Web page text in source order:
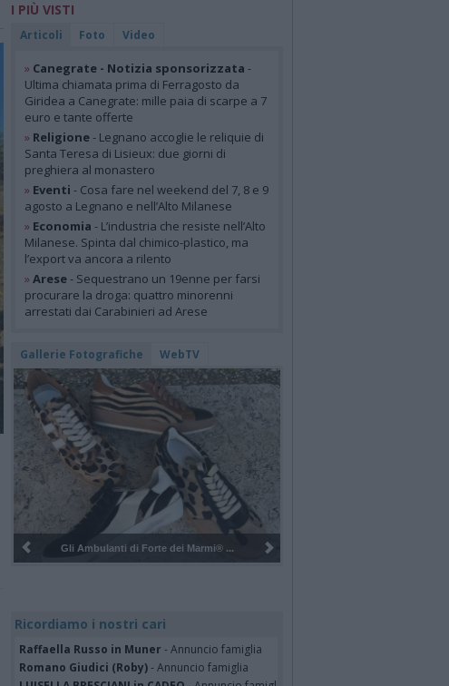
I PIÙ VISTI
Articoli Foto Video
» Canegrate - Notizia sponsorizzata -
Ultima chiamata prima di Ferragosto da
Giridea a Canegrate: mille paia di scarpe a 7
euro e tante offerte
» Religione- Legnano accoglie le reliquie di
Santa Teresa di Lisieux: due giorni di
preghiera al monastero
» Eventi - Cosa fare nel weekend del 7, 8 e 9
agosto a Legnano e nell’Alto Milanese
» Economia - L’industria che resiste nell’Alto
Milanese. Spinta dal chimico-plastico, ma
l’export va ancora a rilento
» Arese- Sequestrano un 19enne per farsi
procurare la droga: quattro minorenni
arrestati dai Carabinieri ad Arese
Gallerie Fotografiche WebTV
Pulizia del bosco del Rugareto a ...
Ricordiamo i nostri cari
Raffaella Russo in Muner - Annuncio famiglia
Romano Giudici (Roby)- Annuncio famiglia